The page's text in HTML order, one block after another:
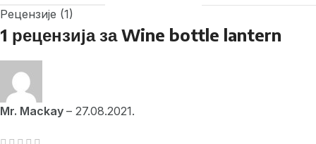
Рецензије (1)
1 рецензија заWine bottle lantern
Mr. Mackay – 27.08.2021.